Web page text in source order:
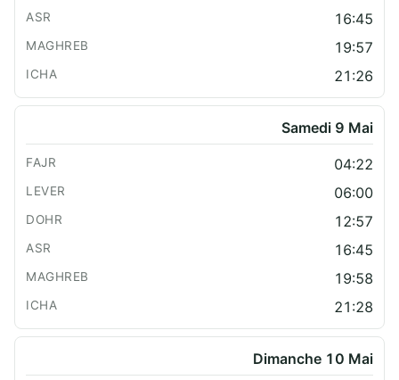
16:45
19:57
21:26
Samedi 9 Mai
04:22
06:00
12:57
16:45
19:58
21:28
Dimanche 10 Mai